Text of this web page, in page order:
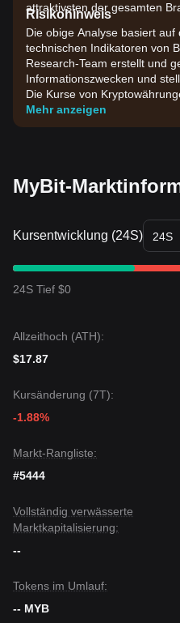
attraktivsten der gesamten
Risikohinweis
Die obige Analyse basiert
technischen Indikatoren von
Research-Team erstellt und
Informationszwecken und
Die Kurse von
Schwankungen. Bitte treffen
entsprechend Ihrer eigenen
Mehr anzeigen
MyBit-
Kursentwicklung (24S) 24S
24S Tief $0
Allzeithoch (ATH):
$17.87
Kursänderung (7T):
-1.88%
Markt-Rangliste:
#5444
Vollständig verwässerte
Marktkapitalisierung:
--
Tokens im Umlauf:
-- MYB